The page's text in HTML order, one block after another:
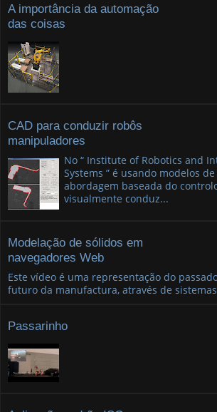
A importância da automação
das coisas
CAD para conduzir robôs
manipuladores
No “ Institute of Robotics and
Systems ” é usando modelos de
abordagem baseada do
visualmente conduz...
Modelação de sólidos em
navegadores Web
Este vídeo é uma representação do
futuro da manufactura, através de sistemas
Passarinho